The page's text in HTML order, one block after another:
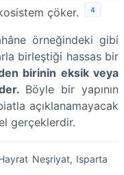
çöker.
4
örneğindeki gibi
birleştiği hassas bir
birinin eksik veya
Böyle bir yapının
açıklanamayacak
gerçeklerdir.
Neşriyat, Isparta